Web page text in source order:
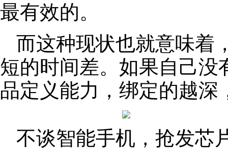
最有效的。
而这种现状也就意味着
短的时间差。如果自己没
品定义能力，绑定的越深
不谈智能手机，抢发芯